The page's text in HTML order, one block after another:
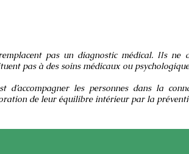
pas un diagnostic médical. IIs
pas à des soins médicaux ou
d’accompagner les personnes dans la
de leur équilibre intérieur par la